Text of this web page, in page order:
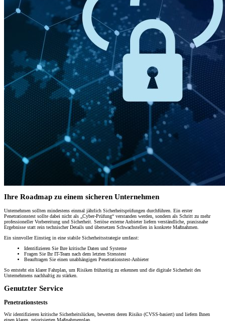
Ihre Roadmap zu einem sicheren Unternehmen
Unternehmen sollten mindestens einmal jährlich Sicherheitsprüfungen durchführen. Ein erster
Penetrationstest sollte dabei nicht als „Cyber-Prüfung“ verstanden werden, sondern als Schritt zu mehr
professioneller Vorbereitung und Sicherheit. Seriöse externe Anbieter liefern verständliche, praxisnahe
Ergebnisse statt rein technischer Details und übersetzen Schwachstellen in konkrete Maßnahmen.
Ein sinnvoller Einstieg in eine stabile Sicherheitsstrategie umfasst:
Identifizieren Sie Ihre kritische Daten und Systeme
Fragen Sie Ihr IT-Team nach dem letzten Stresstest
Beauftragen Sie einen unabhängigen Penetrationstest-Anbieter
So entsteht ein klarer Fahrplan, um Risiken frühzeitig zu erkennen und die digitale Sicherheit des
Unternehmens nachhaltig zu stärken.
Genutzter Service
Penetrationstests
Wir identifizieren kritische Sicherheitslücken, bewerten deren Risiko (CVSS-basiert) und liefern Ihnen
einen klaren, priorisierten Maßnahmenplan.